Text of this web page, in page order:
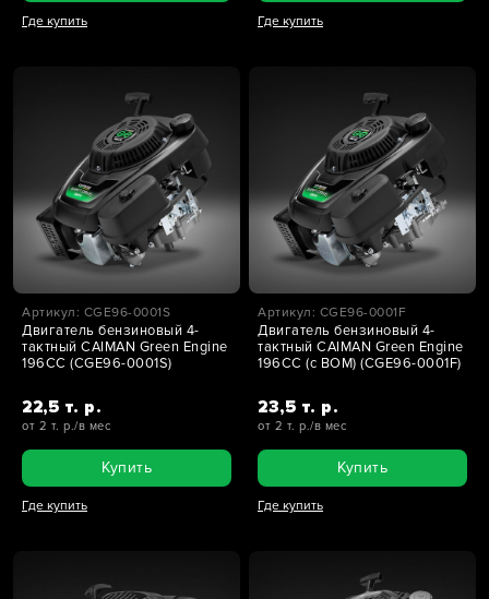
Где купить Где купить
Артикул: CGE96-0001S
Двигатель бензиновый 4-
тактный CAIMAN Green Engine
196CC (CGE96-0001S)
22,5 т. р.
от 2 т. р./в мес
Купить
Где купить
Артикул: CGE96-0001F
Двигатель бензиновый 4-
тактный CAIMAN Green Engine
196CC (с ВОМ) (CGE96-0001F)
23,5 т. р.
от 2 т. р./в мес
Купить
Где купить